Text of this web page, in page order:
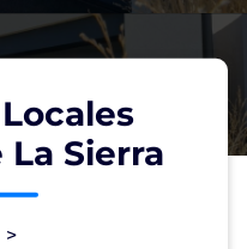
Sierra
>